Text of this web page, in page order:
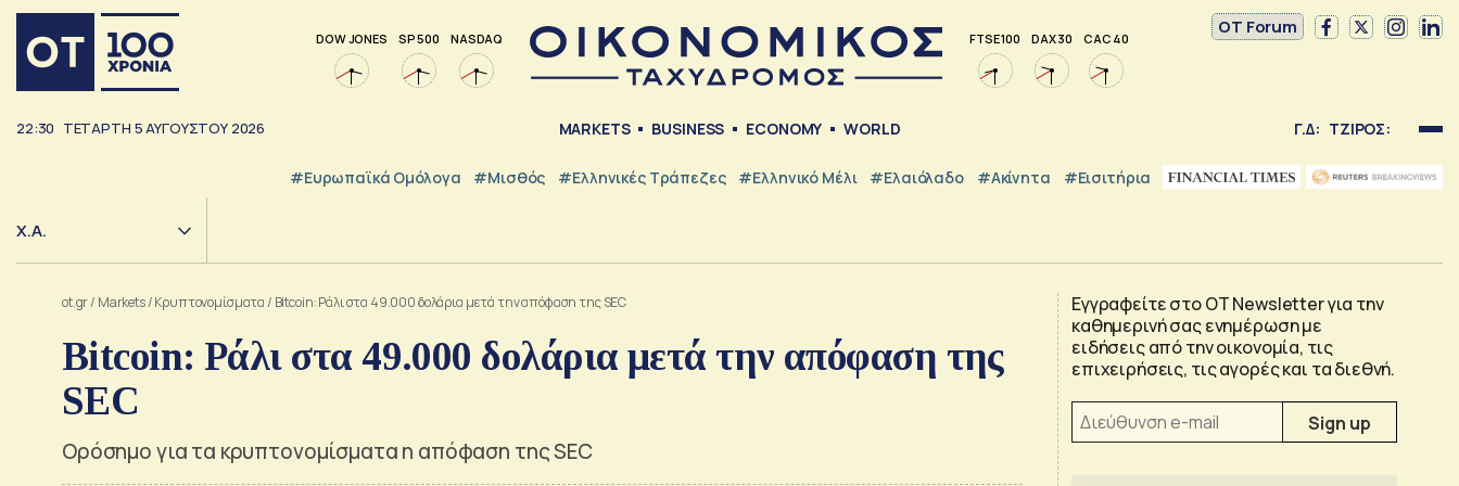
DOW JONES SP 500 NASDAQ FTSE 100 DAX 30 CAC 40
OT Forum
22:30 ΤΕΤΆΡΤΗ 5ΑΥΓΟΎΣΤΟΥ 2026 MARKETS BUSINESS ECONOMY WORLD Γ.Δ: ΤΖΙΡΟΣ:
#Ευρωπαϊκά Ομόλογα #Μισθός #ελληνικές Τράπεζες #Ελληνικό Μέλι #Ελαιόλαδο #Ακίνητα #εισιτήρια
Χ.Α.
ot.gr/ Markets/Kρυπτονομίσματα / Bitcoin: Ράλι στα 49.000 δολάρια μετά την απόφαση της SEC
Bitcoin: Ράλι στα 49.000 δολάρια μετά την απόφαση της
SEC
Ορόσημο για τα κρυπτονομίσματα η απόφαση της SEC
Εγγραφείτε στο OT Newsletter για την
καθημερινή σας ενημέρωση με
ειδήσεις από την οικονομία, τις
επιχειρήσεις, τις αγορές και τα διεθνή.